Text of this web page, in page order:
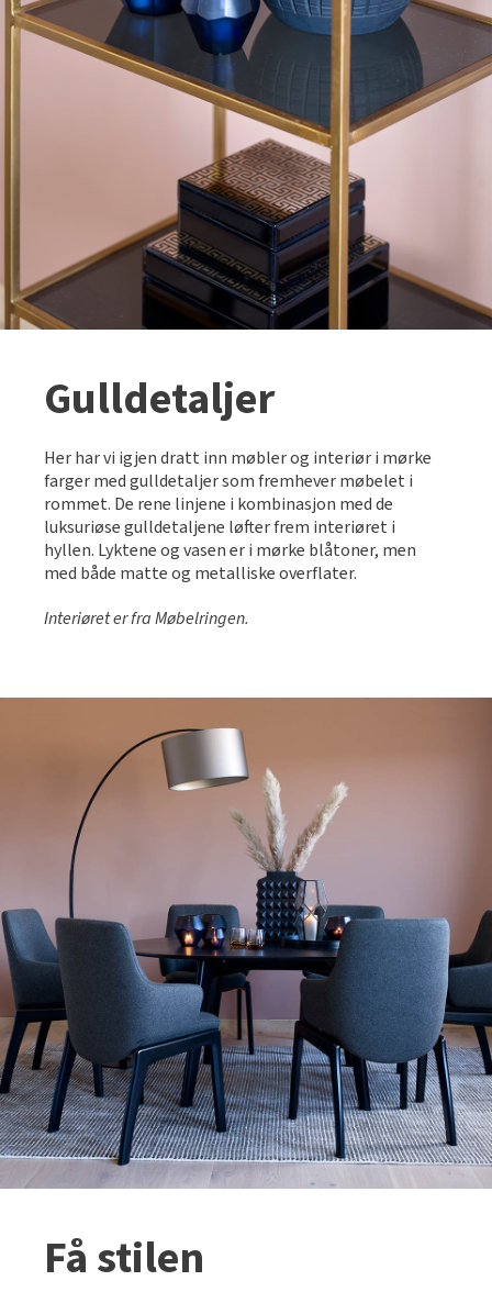
Gulldetaljer
Her har vi igjen dratt inn møbler og interiør i mørke
farger med gulldetaljer som fremhever møbelet i
rommet. De rene linjene i kombinasjon med de
luksuriøse gulldetaljene løfter frem interiøret i
hyllen. Lyktene og vasen er i mørke blåtoner, men
med både matte og metalliske overflater.
Interiøret er fra Møbelringen.
Få stilen